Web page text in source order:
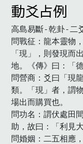
動爻占例
高島易斷-乾卦-二
問戰征：龍本靈物
「現」，則發現而
地。《傳》曰：「
問營商：爻曰「現
類。「現」者，謂
場出而購買也。
問功名：謂伏處田
助，故曰：「利見大
問婚姻：二五相應